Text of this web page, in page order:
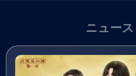
ニュース